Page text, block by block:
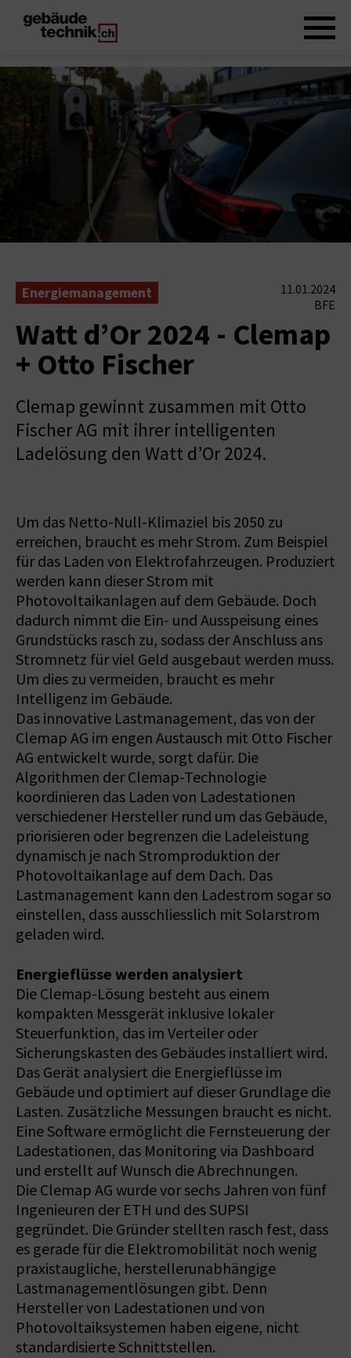
Energiemanagement
11.01.2024
BFE
Watt d’Or 2024 - Clemap
+ Otto Fischer
Clemap gewinnt zusammen mit Otto
Fischer AG mit ihrer intelligenten
Ladelösung den Watt d’Or 2024.
Um das Netto-Null-Klimaziel bis 2050 zu
erreichen, braucht es mehr Strom. Zum Beispiel
für das Laden von Elektrofahrzeugen. Produziert
werden kann dieser Strom mit
Photovoltaikanlagen auf dem Gebäude. Doch
dadurch nimmt die Ein- und Ausspeisung eines
Grundstücks rasch zu, sodass der Anschluss ans
Stromnetz für viel Geld ausgebaut werden muss.
Um dies zu vermeiden, braucht es mehr
Intelligenz im Gebäude.
Das innovative Lastmanagement, das von der
Clemap AG im engen Austausch mit Otto Fischer
AG entwickelt wurde, sorgt dafür. Die
Algorithmen der Clemap-Technologie
koordinieren das Laden von Ladestationen
verschiedener Hersteller rund um das Gebäude,
priorisieren oder begrenzen die Ladeleistung
dynamisch je nach Stromproduktion der
Photovoltaikanlage auf dem Dach. Das
Lastmanagement kann den Ladestrom sogar so
einstellen, dass ausschliesslich mit Solarstrom
geladen wird.
Energieflüsse werden analysiert
Die Clemap-Lösung besteht aus einem
kompakten Messgerät inklusive lokaler
Steuerfunktion, das im Verteiler oder
Sicherungskasten des Gebäudes installiert wird.
Das Gerät analysiert die Energieflüsse im
Gebäude und optimiert auf dieser Grundlage die
Lasten. Zusätzliche Messungen braucht es nicht.
Eine Software ermöglicht die Fernsteuerung der
Ladestationen, das ­Monitoring via Dashboard
und erstellt auf Wunsch die Abrechnungen.
Die Clemap AG wurde vor sechs Jahren von fünf
Ingenieuren der ETH und des SUPSI
gegründet. Die Gründer stellten rasch fest, dass
es gerade für die Elektromobilität noch wenig
praxistaugliche, herstellerunabhängige
Lastmanagementlösungen gibt. Denn
Hersteller von Ladestationen und von
Photovoltaiksystemen haben eigene, nicht
standardisierte Schnittstellen.